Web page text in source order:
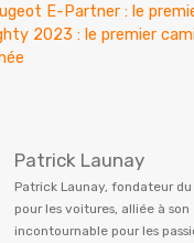
E-Partner : le
2023 : le premier
Patrick Launay
Patrick Launay, fondateur
pour les voitures, alliée à
incontournable pour les